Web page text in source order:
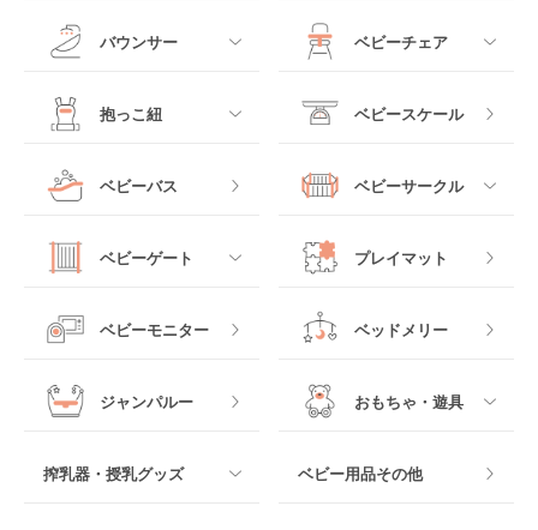
レギュラーサイズベビ
ベッドインベッド
クーファン
マットレス・布団
ベビーベッドその他
ベビーカーその他
すべて
ジュニアシート
チャイルドシートその
他
すべて
バウンサー
すべて
ロッキングタイプ
ベビーチェア
すべて
テーブルチェア
抱っこ紐
すべて
抱っこ紐その他
ベビースケール
ベビーバス ベビーサークル
すべて
木製
マット製
ベビーゲート
すべて
プレイマット
ベビーモニター ベッドメリー
ジャンパルー おもちゃ・遊具
搾乳器・授乳グッズ ベビー用品その他